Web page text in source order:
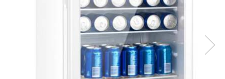
Dispozitive smart home